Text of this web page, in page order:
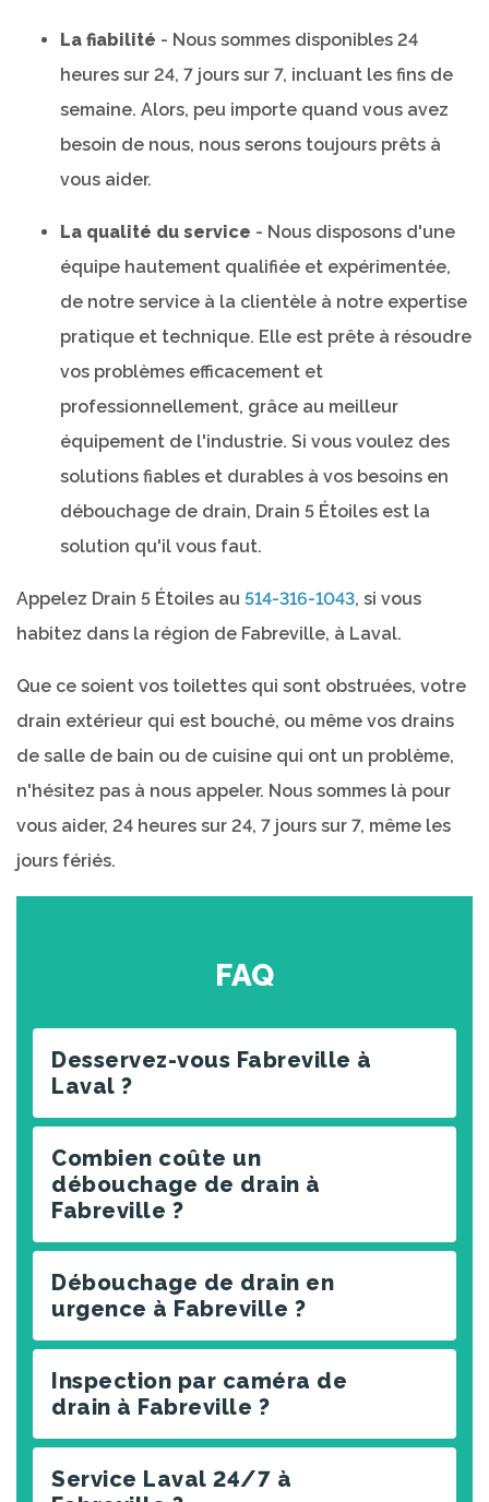
La fiabilité - Nous sommes disponibles 24
heures sur 24, 7 jours sur 7, incluant les fins de
semaine. Alors, peu importe quand vous avez
besoin de nous, nous serons toujours prêts à
vous aider.
La qualité du service - Nous disposons d'une
équipe hautement qualifiée et expérimentée,
de notre service à la clientèle à notre expertise
pratique et technique. Elle est prête à résoudre
vos problèmes efficacement et
professionnellement, grâce au meilleur
équipement de l'industrie. Si vous voulez des
solutions fiables et durables à vos besoins en
débouchage de drain, Drain 5 Étoiles est la
solution qu'il vous faut.
Appelez Drain 5 Étoiles au 514-316-1043, si vous
habitez dans la région de Fabreville, à Laval.
Que ce soient vos toilettes qui sont obstruées, votre
drain extérieur qui est bouché, ou même vos drains
de salle de bain ou de cuisine qui ont un problème,
n'hésitez pas à nous appeler. Nous sommes là pour
vous aider, 24 heures sur 24, 7 jours sur 7, même les
jours fériés.
FAQ
Desservez-vous Fabreville à
Laval ?
Combien coûte un
débouchage de drain à
Fabreville ?
Débouchage de drain en
urgence à Fabreville ?
Inspection par caméra de
drain à Fabreville ?
Service Laval 24/7 à